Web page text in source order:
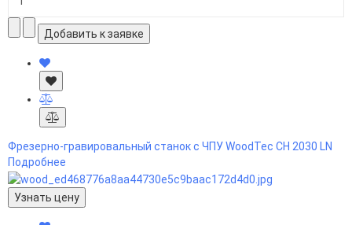
Фрезерно-гравировальный станок с ЧПУ WoodTec CH 2030 LN
Подробнее
Узнать цену